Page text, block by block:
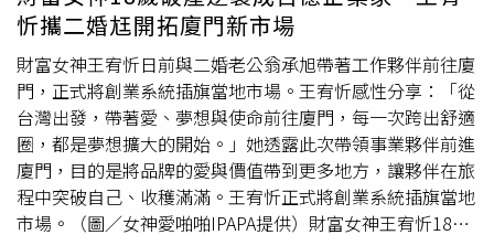
員認真專業、守住國會。她笑稱，國民黨委員平常都是知書
達禮、教養很好，但遇到民進黨「軟土深掘」，為了公理正
義、為了選民、為了守護台灣，在立法院也不是吃素的，
「真正要強硬起來的時候，我們也是很強硬」。談到日前訪
美，鄭麗文表示，她在美國哥倫比亞大學 演講時，許多學生
即使放暑假仍到場參與，活動大爆滿。她指出，有美國學者
告訴她，民進黨人士在見過他後，不斷批評鄭麗文；也有智
庫學者轉述，民進黨見外國朋友時，光是提到她的名字就講
了十五次。鄭麗文批評，執政黨拿國家納稅錢，不是幫台灣
忻攜二婚尪開拓廈門新市場
財富女神王宥忻日前與二婚老公翁承旭帶著工作夥伴前往廈
門，正式將創業系統插旗當地市場。王宥忻感性分享：「從
台灣出發，帶著愛、夢想與使命前往廈門，每一次跨出舒適
圈，都是夢想擴大的開始。」她透露此次帶領事業夥伴前進
廈門，目的是將品牌的愛與價值帶到更多地方，讓夥伴在旅
程中突破自己、收穫滿滿。王宥忻正式將創業系統插旗當地
市場。（圖／女神愛啪啪IPAPA提供）財富女神王宥忻18歲